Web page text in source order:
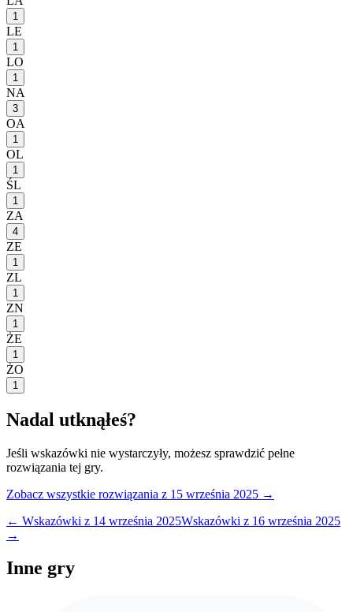
1
LE
1
LO
1
NA
3
OA
1
OL
1
ŚL
1
ZA
4
ZE
1
ZL
1
ZN
1
ŻE
1
ŻO
1
Nadal utknąłeś?
Jeśli wskazówki nie wystarczyły, możesz sprawdzić pełne
rozwiązania tej gry.
Zobacz wszystkie rozwiązania z 15 września 2025 →
← Wskazówki z 14 września 2025Wskazówki z 16 września 2025
→
Inne gry